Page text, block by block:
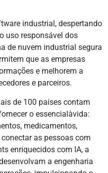
industrial, despertando
uso responsável dos
de nuvem industrial segura
que as empresas
e melhorem a
e parceiros.
de 100 países contam
o essencialàvida:
medicamentos,
as pessoas com
enriquecidos com IA, a
a engenharia